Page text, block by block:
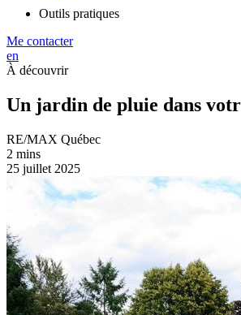
Outils pratiques
Me contacter
en
À découvrir
Un jardin de pluie dans
RE/MAX Québec
2 mins
25 juillet 2025